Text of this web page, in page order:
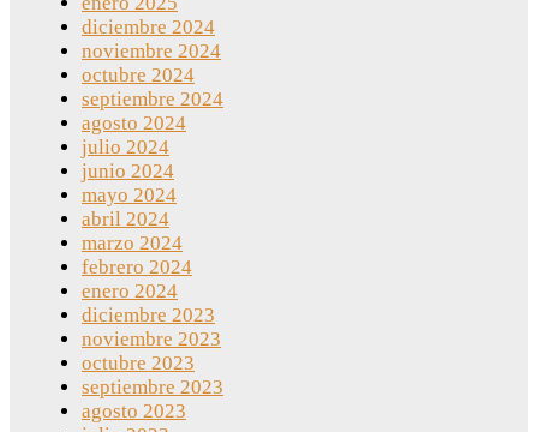
diciembre 2024
noviembre 2024
octubre 2024
septiembre 2024
agosto 2024
julio 2024
junio 2024
mayo 2024
abril 2024
marzo 2024
febrero 2024
enero 2024
diciembre 2023
noviembre 2023
octubre 2023
septiembre 2023
agosto 2023